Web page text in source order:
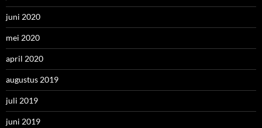
juni 2020
mei 2020
april 2020
augustus 2019
juli 2019
juni 2019